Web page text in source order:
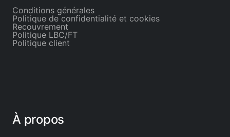
Conditions générales
Politique de confidentialité et cookies
Recouvrement
Politique LBC/FT
Politique client
À propos